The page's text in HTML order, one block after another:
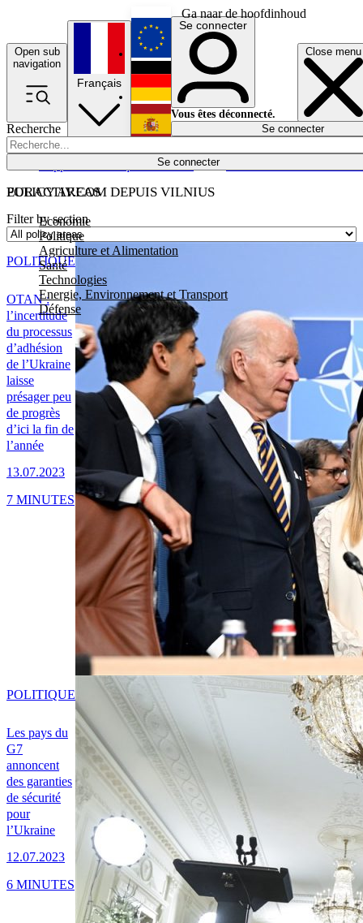
Ga naar de hoofdinhoud
Open sub
navigation
Close menu
Recherche
Se connecter
POLICY AREAS
Economie
Politique
Agriculture et Alimentation
Santé
Technologies
Energie, Environnement et Transport
Défense
Économie
Français
English
Deutsch
Español
Se connecter
Vous êtes déconnecté.
Se connecter
EURACTIV.COM DEPUIS VILNIUS
Filter by section
OTAN :
l’incertitude
du processus
d’adhésion
de l’Ukraine
laisse
présager peu
de progrès
d’ici la fin de
l’année
13.07.2023
POLITIQUE
7 MINUTES
Les pays du
G7
annoncent
des garanties
de sécurité
pour
l’Ukraine
12.07.2023
POLITIQUE
6 MINUTES